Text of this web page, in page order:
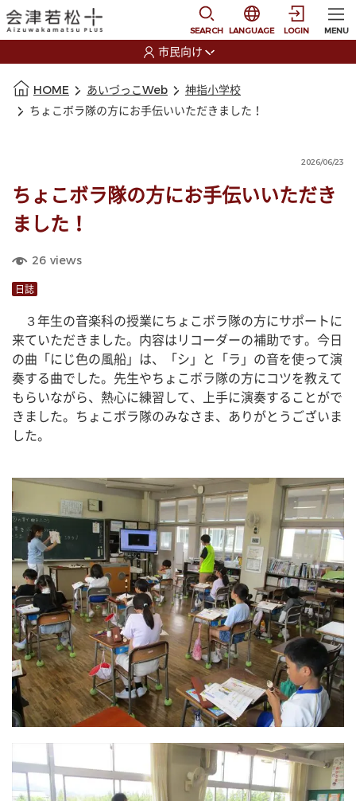
SEARCH
選択すると言語の切
LANGUAGE LOGIN MENU
市民向け
HOME あいづっこWeb
神指小学校
ちょこボラ隊の方にお手伝いいただきました！
2026/06/23
ちょこボラ隊の方にお手伝いいただき
ました！
26 views
日誌
３年生の音楽科の授業にちょこボラ隊の方にサポートに
来ていただきました。内容はリコーダーの補助です。今日
の曲「にじ色の風船」は、「シ」と「ラ」の音を使って演
奏する曲でした。先生やちょこボラ隊の方にコツを教えて
もらいながら、熱心に練習して、上手に演奏することがで
きました。ちょこボラ隊のみなさま、ありがとうございま
した。